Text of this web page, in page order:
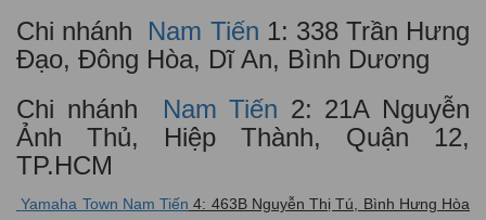
Chi nhánh Nam Tiến 1: 338 Trần Hưng
Đạo, Đông Hòa, Dĩ An, Bình Dương
Chi nhánh
Nam Tiến 2: 21A Nguyễn
Ảnh Thủ, Hiệp Thành, Quận 12,
TP.HCM
Yamaha Town Nam Tiến 4: 463B Nguyễn Thị Tú, Bình Hưng Hòa